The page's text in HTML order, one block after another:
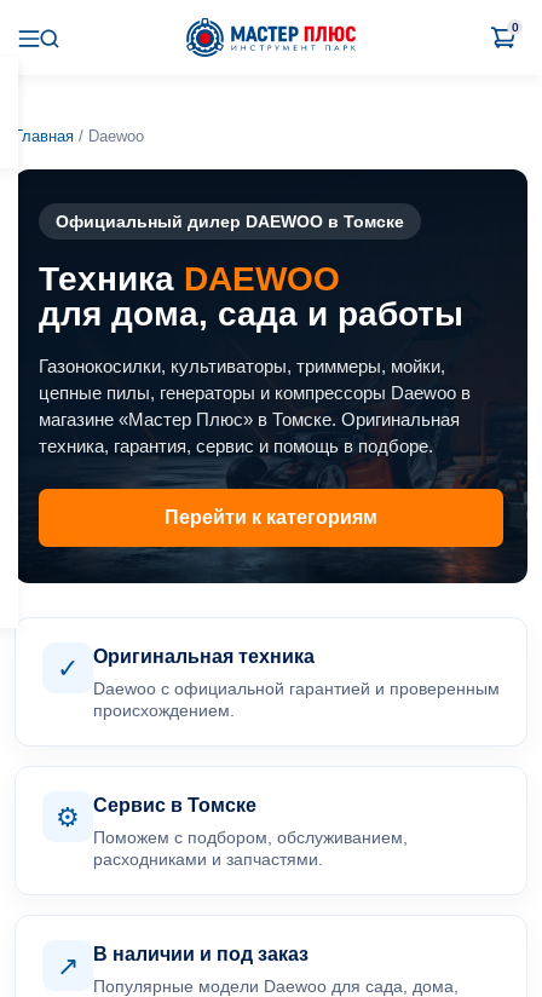
0
Главная / Daewoo
Официальный дилер DAEWOO в Томске
Техника DAEWOO
для дома, сада и работы
Газонокосилки, культиваторы, триммеры, мойки,
цепные пилы, генераторы и компрессоры Daewoo в
магазине «Мастер Плюс» в Томске. Оригинальная
техника, гарантия, сервис и помощь в подборе.
Перейти к категориям
✓ Оригинальная техника
Daewoo с официальной гарантией и проверенным
происхождением.
⚙ Сервис в Томске
Поможем с подбором, обслуживанием,
расходниками и запчастями.
↗ В наличии и под заказ
Популярные модели Daewoo для сада, дома,